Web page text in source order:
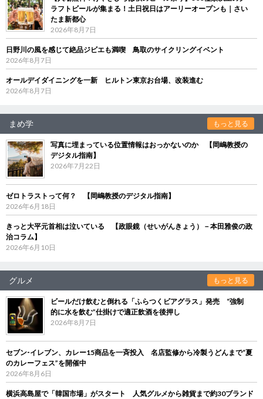
ラフトビールが集まる！土日祝日はアーリーオープンも｜さい
たま新都心
2026年8月7日
日野川の風を感じて絶品ジビエも満喫 鳥取のサイクリングイベント
2026年8月7日
オールデイダイニングを一新 ヒルトン東京お台場、改装進む
2026年8月7日
まめ学 もっと見る
写真に埋まっている位置情報はおっかないのか 【岡嶋教授の
デジタル指南】
2026年7月22日
ゼロトラストって何？ 【岡嶋教授のデジタル指南】
2026年6月18日
きっと大平元首相は泣いている 【政眼鏡（せいがんきょう）－本田雅俊の政
治コラム】
2026年6月10日
グルメ もっと見る
ビールだけ飲むと倒れる「ふらつくビアグラス」発売 “強制
的に水を飲む”仕掛けで適正飲酒を後押し
2026年8月7日
セブン‐イレブン、カレー15商品を一斉投入 名店監修から冷製うどんまで“夏
のカレーフェス”を開催中
2026年8月6日
横浜高島屋で「韓国市場」がスタート 人気グルメから雑貨まで約30ブランド